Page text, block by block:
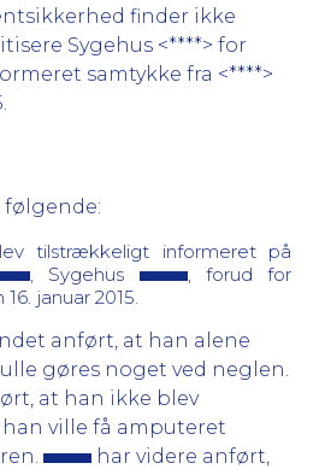
finder ikke
Sygehus <****> for
samtykke fra <****>
følgende:
tilstrækkeligt informeret på
, Sygehus
, forud for
januar 2015.
anført, at han alene
gøres noget ved neglen.
at han ikke blev
ville få amputeret
har videre anført,